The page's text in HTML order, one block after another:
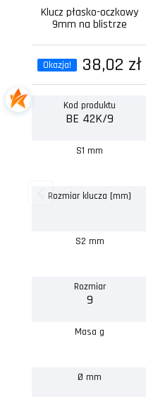
Klucz płasko-oczkowy
9mm na blistrze
Okazja! 38,02 zł
Kod produktu
BE 42K/9
S1 mm
Rozmiar klucza [mm]
S2 mm
Rozmiar
9
Masa g
Ø mm